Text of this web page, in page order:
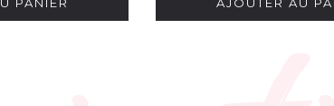
PANIER AJOUTER AU